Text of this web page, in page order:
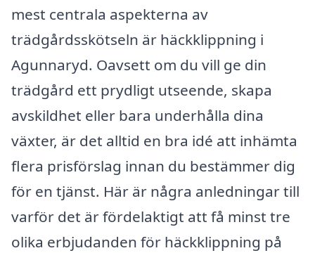
mest centrala aspekterna av
trädgårdsskötseln är häckklippning i
Agunnaryd. Oavsett om du vill ge din
trädgård ett prydligt utseende, skapa
avskildhet eller bara underhålla dina
växter, är det alltid en bra idé att inhämta
flera prisförslag innan du bestämmer dig
för en tjänst. Här är några anledningar till
varför det är fördelaktigt att få minst tre
olika erbjudanden för häckklippning på